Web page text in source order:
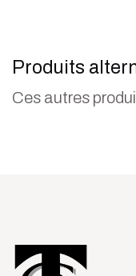
Produits
Ces autres